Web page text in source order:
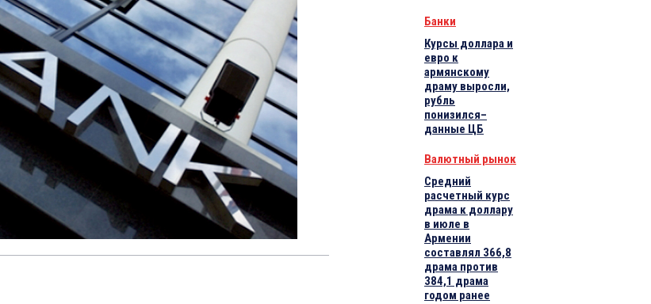
Банки
Курсы доллара и
евро к
армянскому
драму выросли,
рубль
понизился–
данные ЦБ
Валютный рынок
Средний
расчетный курс
драма к доллару
в июле в
Армении
составлял 366,8
драма против
384,1 драма
годом ранее